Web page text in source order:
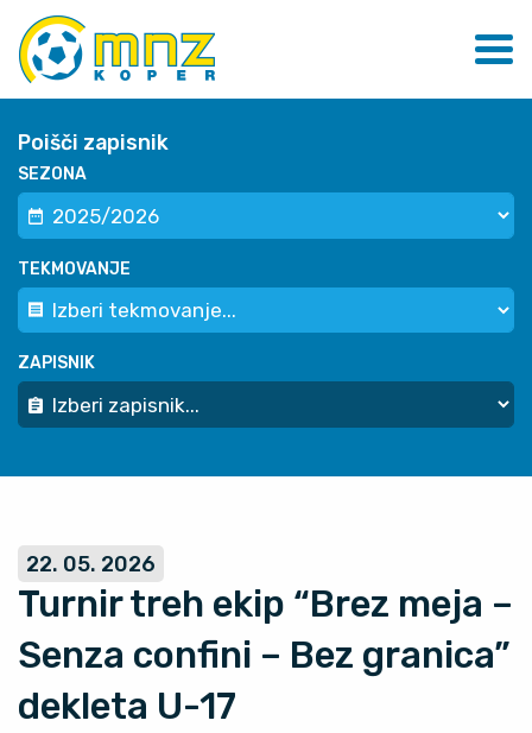
Poišči zapisnik
SEZONA
TEKMOVANJE
ZAPISNIK
22. 05. 2026
Turnir treh ekip “Brez meja –
Senza confini – Bez granica”
dekleta U-17